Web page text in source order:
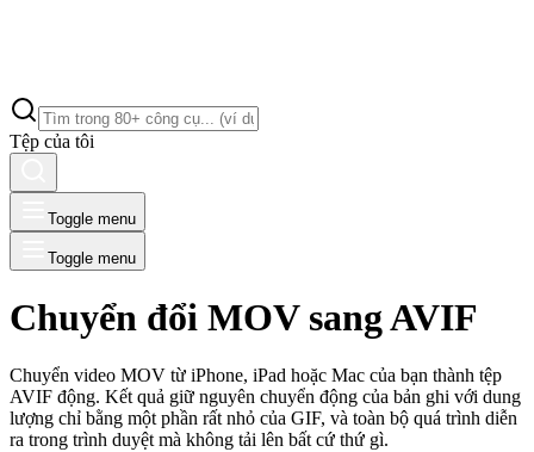
Tệp của tôi
Toggle menu
Toggle menu
Chuyển đổi MOV sang AVIF
Chuyển video MOV từ iPhone, iPad hoặc Mac của bạn thành tệp
AVIF động. Kết quả giữ nguyên chuyển động của bản ghi với dung
lượng chỉ bằng một phần rất nhỏ của GIF, và toàn bộ quá trình diễn
ra trong trình duyệt mà không tải lên bất cứ thứ gì.